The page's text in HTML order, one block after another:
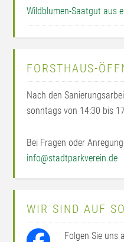
Wildblumen-Saatgut aus
FORSTHAUS-
Nach den
sonntags von 14:30 bis
Bei Fragen oder
info@stadtparkverein.de
WIR SIND AUF
Folgen Sie uns